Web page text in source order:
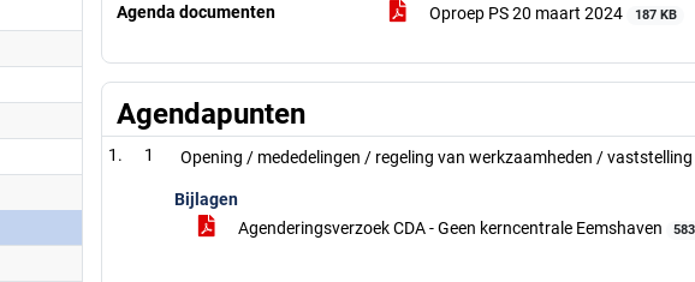
Agenda documenten
Oproep PS 20 maart 2024 187 KB
Agendapunten
1 Opening / mededelingen / regeling van werkzaamheden /
Bijlagen
Agenderingsverzoek CDA - Geen kerncentrale Eemshaven